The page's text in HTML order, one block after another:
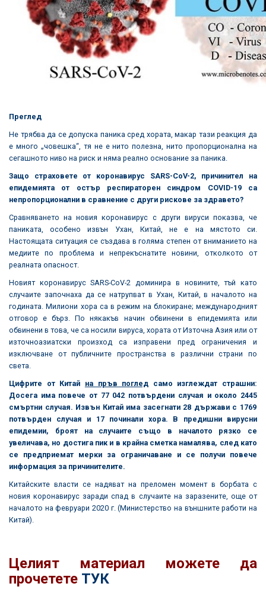
Преглед
Не трябва да се допуска паника сред хората, макар тази реакция да
е много „човешка“, тя не е нито полезна, нито пропорционална на
сегашното ниво на риск и няма реално основание за паника.
Защо страховете от коронавирус SARS-CoV-2, причинител на
епидемията от остър респираторен синдром COVID-19 са
непропорционални в сравнение с други рискове за здравето?
Сравняването на новия коронавирус с други вируси показва, че
паниката, особено извън Ухан, Китай, не е на мястото си.
Настоящата ситуация се създава в голяма степен от вниманието на
медиите по проблема и непрекъснатите новини, отколкото от
реалната опасност.
Новият коронавирус SARS-CoV-2 доминира в новините, тъй като
случаите започнаха да се натрупват в Ухан, Китай, в началото на
годината. Милиони хора са в режим на блокиране; международният
отговор е бърз. По някакъв начин обвинени в епидемията или
обвинени в това, че са носили вируса, хората от Източна Азия или от
източноазиатски произход са изправени пред ограничения и
изключване от публичните пространства в различни страни по
света.
Цифрите от Китай на пръв поглед само изглеждат страшни:
Досега има повече от 77 042 потвърдени случая и около 2445
смъртни случая. Извън Китай има засегнати 28 държави с 1769
потвърден случая и 17 починали хора. В предишни вирусни
епидемии, броят на случаите също в началото рязко се
увеличава, но достига пик и в крайна сметка намалява, след като
се предприемат мерки за ограничаване и се получи повече
информация за причинителите.
Китайските власти се надяват на преломен момент в борбата с
новия коронавирус заради спад в случаите на заразените, още от
началото на февруари 2020 г. (Министерство на външните работи на
Китай).
Целият материал можете да
прочетете ТУК